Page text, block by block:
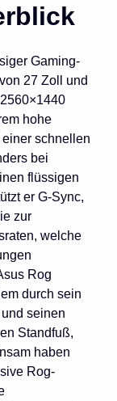
Gaming-
27 Zoll und
hohe
schnellen
bei
flüssigen
er G-Sync,
zur
welche
Rog
durch sein
seinen
Standfuß,
haben
Rog-